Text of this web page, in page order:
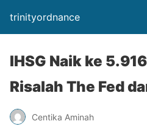
trinityordnance
IHSG Naik ke
Risalah The Fed
Centika Aminah